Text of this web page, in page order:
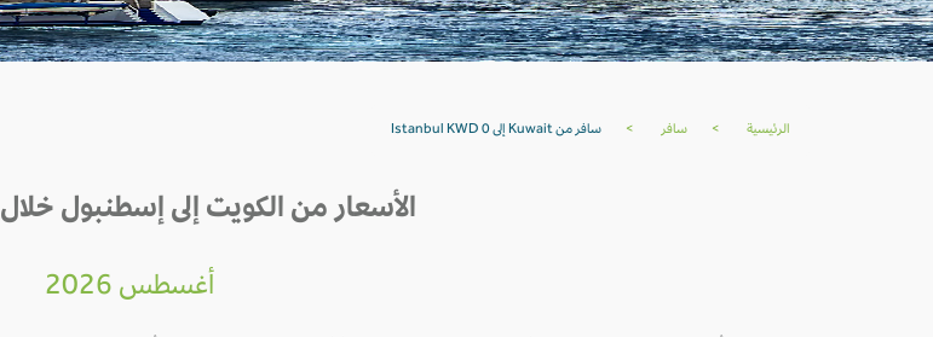
الرئيسية > سافر > سافر من Kuwait إلى Istanbul KWD 0
الأسعار من الكويت إلى إسطنبول خلال 30 يوم القادمة
أغسطس 2026